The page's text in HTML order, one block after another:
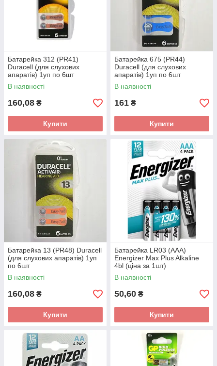
Батарейка 312 (PR41)
Duracell (для слухових
апаратів) 1уп по 6шт
В наявності
160,08 ₴
Купити
Батарейка 675 (PR44)
Duracell (для слухових
апаратів) 1уп по 6шт
В наявності
161 ₴
Купити
Батарейка 13 (PR48) Duracell
(для слухових апаратів) 1уп
по 6шт
В наявності
160,08 ₴
Купити
Батарейка LR03 (AAA)
Energizer Max Plus Alkaline
4bl (ціна за 1шт)
В наявності
50,60 ₴
Купити